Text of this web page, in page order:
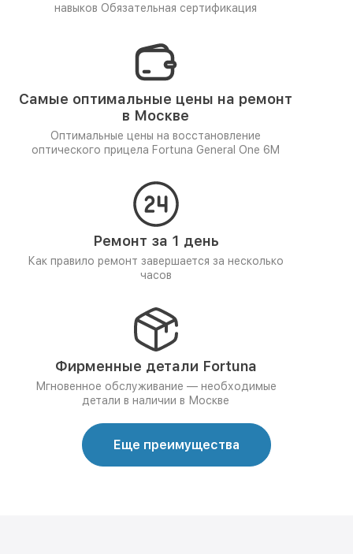
навыков Обязательная сертификация
Самые оптимальные цены на ремонт
в Москве
Оптимальные цены на восстановление
оптического прицела Fortuna General One 6M
Ремонт за 1 день
Как правило ремонт завершается за несколько
часов
Фирменные детали Fortuna
Мгновенное обслуживание — необходимые
детали в наличии в Москве
Еще преимущества